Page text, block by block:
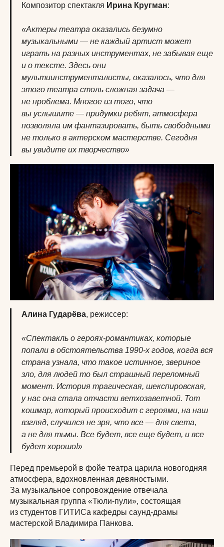
Композитор спектакля Ирина Кругман:
«Актеры театра оказались безумно
музыкальными — не каждый артист может
играть на разных инструментах, не забывая еще
и о тексте. Здесь они
мультиинструменталисты, оказалось, что для
этого театра столь сложная задача —
не проблема. Многое из того, что
вы услышите — придумки ребят, атмосфера
позволяла им фантазировать, быть свободными
не только в актерском мастерстве. Сегодня
вы увидите их творчество»
Алина Гударёва, режиссер:
«Спектакль о героях-романтиках, которые
попали в обстоятельства 1990-х годов, когда вся
страна узнала, что такое истинное, звериное
зло, для людей то был страшный переломный
момент. История трагическая, шекспировская,
у нас она стала отчасти ветхозаветной. Тот
кошмар, который происходит с героями, на наш
взгляд, случился не зря, что все — для света,
а не для тьмы. Все будет, все еще будет, и все
будет хорошо!»
Перед премьерой в фойе театра царила новогодняя
атмосфера, вдохновленная девяностыми.
За музыкальное сопровождение отвечала
музыкальная группа «Тюли-пули», состоящая
из студентов ГИТИСа кафедры саунд-драмы
мастерской Владимира Панкова.